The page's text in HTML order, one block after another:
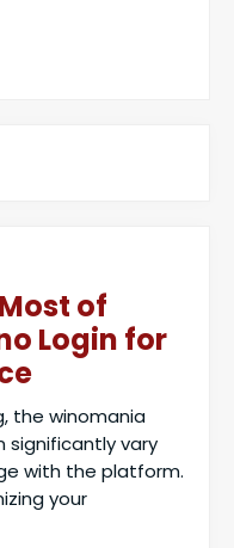
of
Login for
the winomania
significantly vary
with the platform.
your